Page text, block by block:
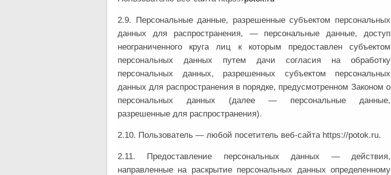
2.9. Персональные данные, разрешенные субъектом персональных
данных для распространения, — персональные данные, доступ
неограниченного круга лиц к которым предоставлен субъектом
персональных данных путем дачи согласия на обработку
персональных данных, разрешенных субъектом персональных
данных для распространения в порядке, предусмотренном Законом о
персональных данных (далее — персональные данные,
разрешенные для распространения).
2.10. Пользователь — любой посетитель веб-сайта https://potok.ru.
2.11. Предоставление персональных данных — действия,
направленные на раскрытие персональных данных определенному